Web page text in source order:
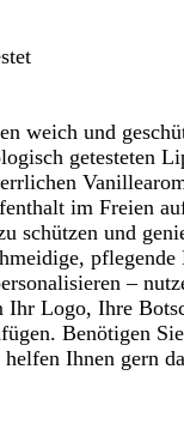
weich und
getesteten
im Freien
schützen und
–
Ihr Logo, Ihre
Benötigen
Ihnen gern